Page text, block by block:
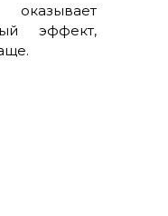
эффект,